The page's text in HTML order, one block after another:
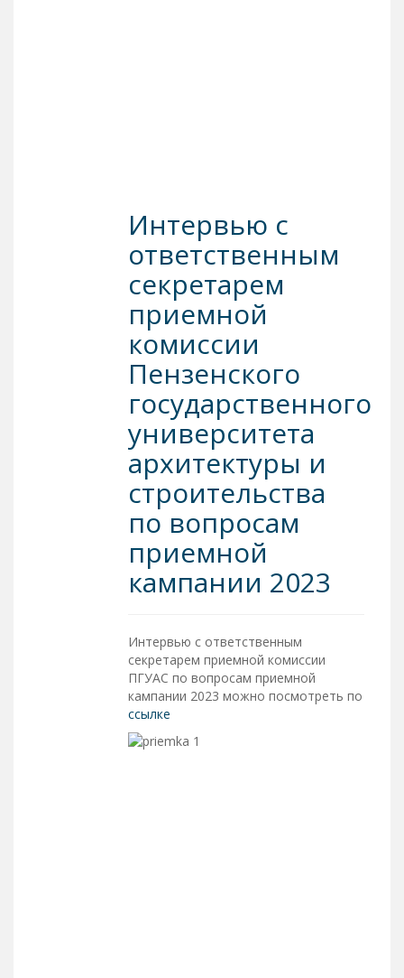
Интервью с
ответственным
секретарем
приемной
комиссии
Пензенского
государственного
университета
архитектуры и
строительства
по вопросам
приемной
кампании 2023
Интервью с ответственным
секретарем приемной комиссии
ПГУАС по вопросам приемной
кампании 2023 можно посмотреть по
ссылке